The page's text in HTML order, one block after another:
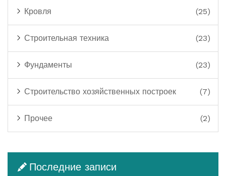
Кровля (25)
Строительная техника (23)
Фундаменты (23)
Строительство хозяйственных построек (7)
Прочее (2)
Последние записи